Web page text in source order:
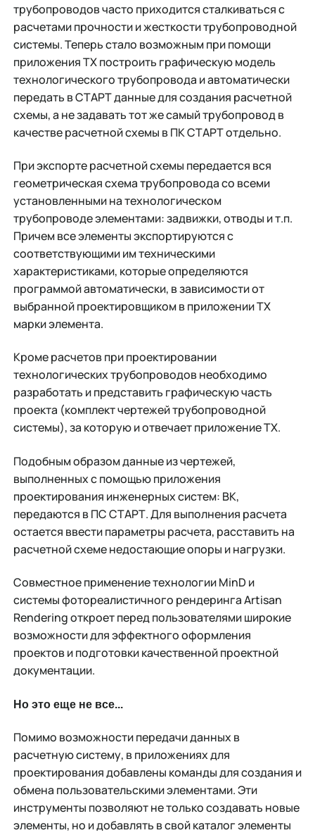
трубопроводов часто приходится сталкиваться с
расчетами прочности и жесткости трубопроводной
системы. Теперь стало возможным при помощи
приложения ТХ построить графическую модель
технологического трубопровода и автоматически
передать в СТАРТ данные для создания расчетной
схемы, а не задавать тот же самый трубопровод в
качестве расчетной схемы в ПК СТАРТ отдельно.
При экспорте расчетной схемы передается вся
геометрическая схема трубопровода со всеми
установленными на технологическом
трубопроводе элементами: задвижки, отводы и т.п.
Причем все элементы экспортируются с
соответствующими им техническими
характеристиками, которые определяются
программой автоматически, в зависимости от
выбранной проектировщиком в приложении ТХ
марки элемента.
Кроме расчетов при проектировании
технологических трубопроводов необходимо
разработать и представить графическую часть
проекта (комплект чертежей трубопроводной
системы), за которую и отвечает приложение ТХ.
Подобным образом данные из чертежей,
выполненных с помощью приложения
проектирования инженерных систем: ВК,
передаются в ПС СТАРТ. Для выполнения расчета
остается ввести параметры расчета, расставить на
расчетной схеме недостающие опоры и нагрузки.
Совместное применение технологии MinD и
системы фотореалистичного рендеринга Artisan
Rendering откроет перед пользователями широкие
возможности для эффектного оформления
проектов и подготовки качественной проектной
документации.
Но это еще не все...
Помимо возможности передачи данных в
расчетную систему, в приложениях для
проектирования добавлены команды для создания и
обмена пользовательскими элементами. Эти
инструменты позволяют не только создавать новые
элементы, но и добавлять в свой каталог элементы